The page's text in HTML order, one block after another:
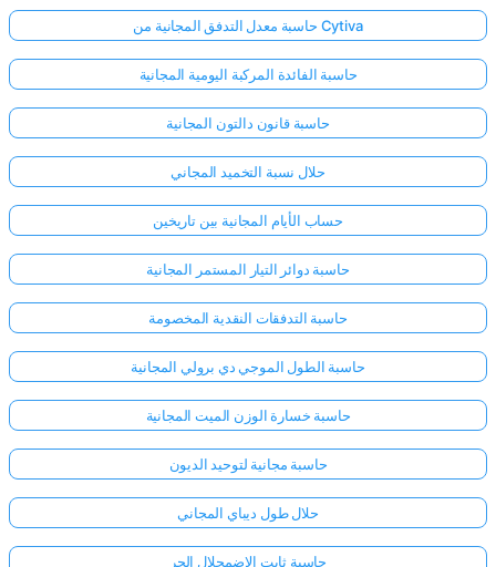
حاسبة معدل التدفق المجانية من Cytiva
حاسبة الفائدة المركبة اليومية المجانية
حاسبة قانون دالتون المجانية
حلال نسبة التخميد المجاني
حساب الأيام المجانية بين تاريخين
حاسبة دوائر التيار المستمر المجانية
حاسبة التدفقات النقدية المخصومة
حاسبة الطول الموجي دي برولي المجانية
حاسبة خسارة الوزن الميت المجانية
حاسبة مجانية لتوحيد الديون
حلال طول ديباي المجاني
حاسبة ثابت الاضمحلال الحر